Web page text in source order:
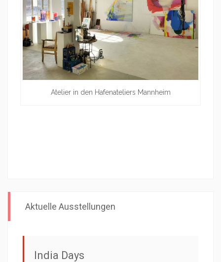
Atelier in den Hafenateliers Mannheim
Aktuelle Ausstellungen
India Days